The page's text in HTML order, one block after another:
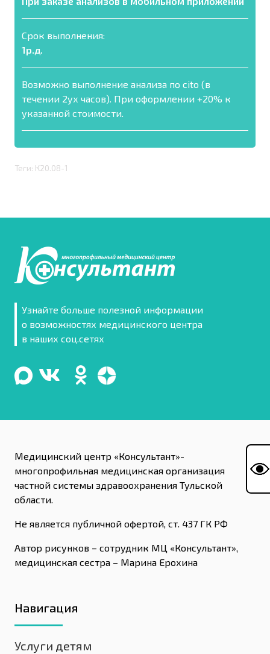
Срок выполнения:
1р.д.
Возможно выполнение анализа по cito (в
течении 2ух часов). При оформлении +20% к
указанной стоимости.
Теги: К20.08-1
Узнайте больше полезной информации
о возможностях медицинского центра
в наших соц.сетях
Медицинский центр «Консультант»-
многопрофильная медицинская организация
частной системы здравоохранения Тульской
области.
Не является публичной офертой, ст. 437 ГК РФ
Автор рисунков – сотрудник МЦ «Консультант»,
медицинская сестра – Марина Ерохина
Навигация
Услуги детям